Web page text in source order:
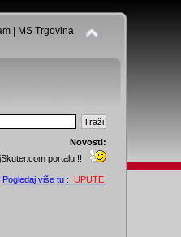
| MS Trgovina
Novosti:
portalu !!
Pogledaj više tu : UPUTE